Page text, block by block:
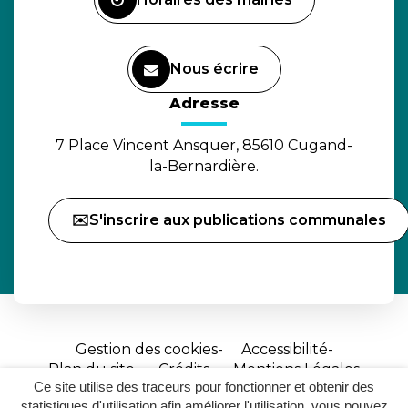
Ce site utilise des traceurs pour fonctionner et obtenir des
Nous écrire
(ouverture dans un nouvel
Adresse
7 Place Vincent Ansquer, 85610 Cugand-
la-Bernardière.
✉️S'inscrire aux publications communales
Gestion des cookies
Accessibilité
Plan du site
Crédits
Mentions Légales
Site